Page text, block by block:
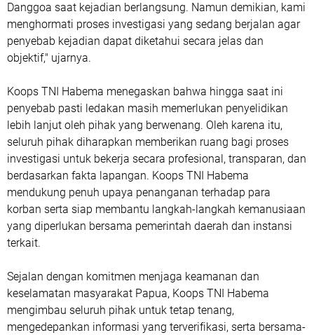
Danggoa saat kejadian berlangsung. Namun demikian, kami
menghormati proses investigasi yang sedang berjalan agar
penyebab kejadian dapat diketahui secara jelas dan
objektif," ujarnya.
Koops TNI Habema menegaskan bahwa hingga saat ini
penyebab pasti ledakan masih memerlukan penyelidikan
lebih lanjut oleh pihak yang berwenang. Oleh karena itu,
seluruh pihak diharapkan memberikan ruang bagi proses
investigasi untuk bekerja secara profesional, transparan, dan
berdasarkan fakta lapangan. Koops TNI Habema
mendukung penuh upaya penanganan terhadap para
korban serta siap membantu langkah-langkah kemanusiaan
yang diperlukan bersama pemerintah daerah dan instansi
terkait.
Sejalan dengan komitmen menjaga keamanan dan
keselamatan masyarakat Papua, Koops TNI Habema
mengimbau seluruh pihak untuk tetap tenang,
mengedepankan informasi yang terverifikasi, serta bersama-